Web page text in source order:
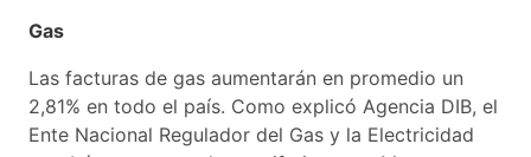
Gas
Las facturas de gas aumentarán en promedio un
2,81% en todo el país. Como explicó Agencia DIB, el
Ente Nacional Regulador del Gas y la Electricidad